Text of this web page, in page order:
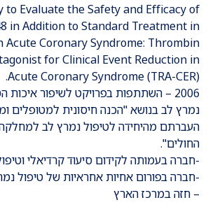
to Evaluate the Safety and Efficacy of
in Addition to Standard Treatment in
Acute Coronary Syndrome: Thrombin
for Clinical Event Reduction in
Acute Coronary Syndrome (TRA-CER).
2006 – השתתפות בפרויקט לשיפור איכות
נמרץ לב בנושא "הכנה חיסונית למטופלים
העברתם מהיחידה לטיפול נמרץ לב
החולים".
-חברה בעמותה לקידום סיעוד קרדיאלי
-חברה בפורום אחיות אחראיות של טיפול
– חזה במרכז הארץ